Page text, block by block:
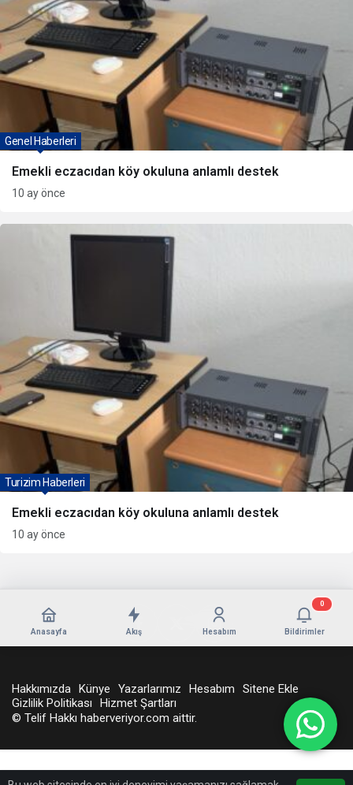
Emekli eczacıdan köy okuluna anlamlı destek
Genel Haberleri
10 ay önce
Emekli eczacıdan köy okuluna anlamlı destek
Turizim Haberleri
10 ay önce
Anasayfa Akış Hesabım Bildirimler
0
Hakkımızda Künye Yazarlarımız Hesabım
Sitene Ekle
Gizlilik Politikası
Hizmet Şartları
© Telif Hakkı haberveriyor.com aittir.